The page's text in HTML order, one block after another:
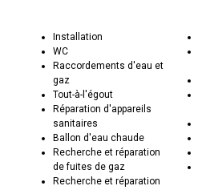
Installation
WC
Raccordements d'eau et
gaz
Tout-à-l'égout
Réparation d'appareils
sanitaires
Ballon d'eau chaude
Recherche et réparation
de fuites de gaz
Recherche et réparation